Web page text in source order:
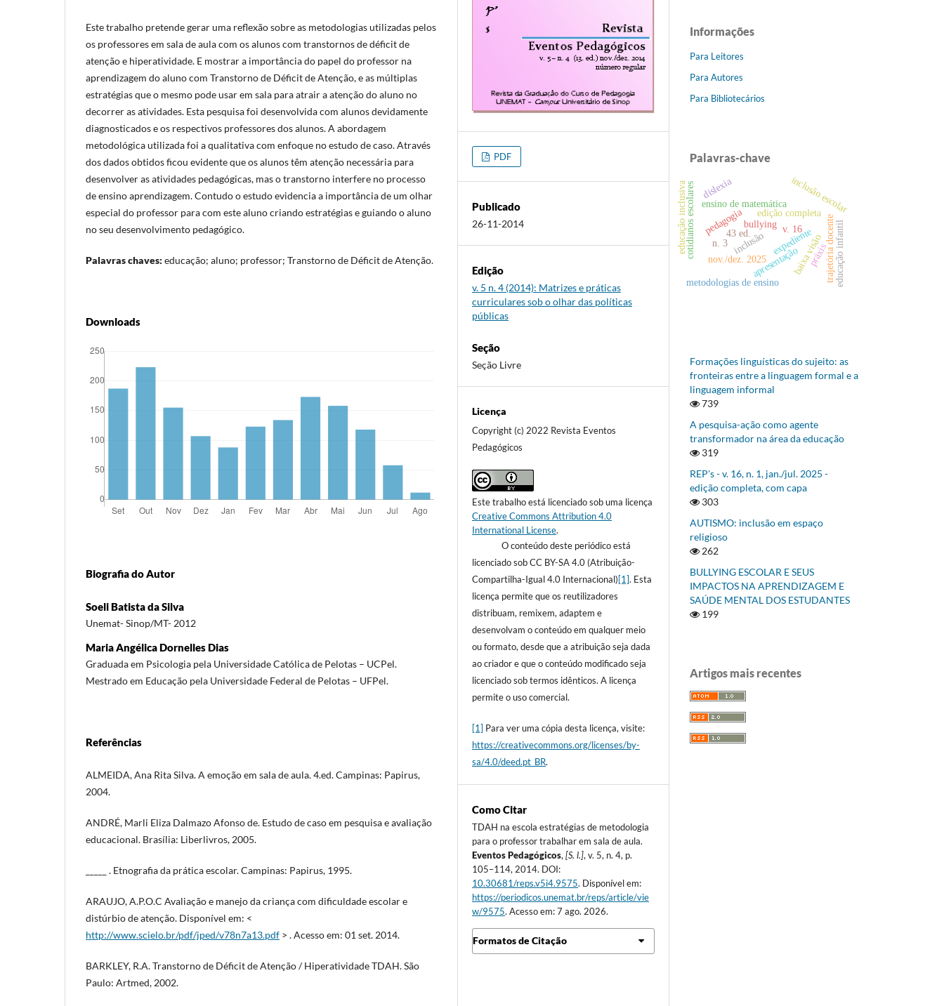
Este trabalho pretende gerar uma reflexão sobre as metodologias utilizadas pelos
os professores em sala de aula com os alunos com transtornos de déficit de
atenção e hiperatividade. E mostrar a importância do papel do professor na
aprendizagem do aluno com Transtorno de Déficit de Atenção, e as múltiplas
estratégias que o mesmo pode usar em sala para atrair a atenção do aluno no
decorrer as atividades. Esta pesquisa foi desenvolvida com alunos devidamente
diagnosticados e os respectivos professores dos alunos. A abordagem
metodológica utilizada foi a qualitativa com enfoque no estudo de caso. Através
dos dados obtidos ficou evidente que os alunos têm atenção necessária para
desenvolver as atividades pedagógicas, mas o transtorno interfere no processo
de ensino aprendizagem. Contudo o estudo evidencia a importância de um olhar
especial do professor para com este aluno criando estratégias e guiando o aluno
no seu desenvolvimento pedagógico.
Palavras chaves: educação; aluno; professor; Transtorno de Déficit de Atenção.
Downloads
Biografia do Autor
Soeli Batista da Silva
Unemat- Sinop/MT- 2012
Maria Angélica Dornelles Dias
Graduada em Psicologia pela Universidade Católica de Pelotas – UCPel.
Mestrado em Educação pela Universidade Federal de Pelotas – UFPel.
Referências
ALMEIDA, Ana Rita Silva. A emoção em sala de aula. 4.ed. Campinas: Papirus,
2004.
ANDRÉ, Marli Eliza Dalmazo Afonso de. Estudo de caso em pesquisa e avaliação
educacional. Brasília: Liberlivros, 2005.
_____ . Etnografia da prática escolar. Campinas: Papirus, 1995.
ARAUJO, A.P.O.C Avaliação e manejo da criança com dificuldade escolar e
distúrbio de atenção. Disponível em: <
http://www.scielo.br/pdf/jped/v78n7a13.pdf > . Acesso em: 01 set. 2014.
BARKLEY, R.A. Transtorno de Déficit de Atenção / Hiperatividade TDAH. São
Paulo: Artmed, 2002.
PDF
Publicado
26-11-2014
Edição
v. 5 n. 4 (2014): Matrizes e práticas
curriculares sob o olhar das políticas
públicas
Seção
Seção Livre
Licença
Copyright (c) 2022 Revista Eventos
Pedagógicos
Este trabalho está licenciado sob uma licença
Creative Commons Attribution 4.0
International License.
O conteúdo deste periódico está
licenciado sob CC BY-SA 4.0 (Atribuição-
Compartilha-Igual 4.0 Internacional)[1]. Esta
licença permite que os reutilizadores
distribuam, remixem, adaptem e
desenvolvam o conteúdo em qualquer meio
ou formato, desde que a atribuição seja dada
ao criador e que o conteúdo modificado seja
licenciado sob termos idênticos. A licença
permite o uso comercial.
[1] Para ver uma cópia desta licença, visite:
https://creativecommons.org/licenses/by-
sa/4.0/deed.pt_BR.
Como Citar
TDAH na escola estratégias de metodologia
para o professor trabalhar em sala de aula.
Eventos Pedagógicos,[S. l.], v. 5, n. 4, p.
105–114, 2014. DOI:
10.30681/reps.v5i4.9575. Disponível em:
https://periodicos.unemat.br/reps/article/vie
w/9575. Acesso em: 7 ago. 2026.
Formatos de Citação
Informações
Para Leitores
Para Autores
Para Bibliotecários
Palavras-chave
edição completa
v. 16
n. 3
nov./dez. 2025
43 ed. expediente
apresentação
ensino de matemática
cotidianos escolares trajetória docente
educação inclusiva inclusão escolar
baixa visão
metodologias de ensino educação infantil
inclusão práxis
pedagogia
dislexia
bullying
Formações linguísticas do sujeito: as
fronteiras entre a linguagem formal e a
linguagem informal
739
A pesquisa-ação como agente
transformador na área da educação
319
REP's - v. 16, n. 1, jan./jul. 2025 -
edição completa, com capa
303
AUTISMO: inclusão em espaço
religioso
262
BULLYING ESCOLAR E SEUS
IMPACTOS NA APRENDIZAGEM E
SAÚDE MENTAL DOS ESTUDANTES
199
Artigos mais recentes